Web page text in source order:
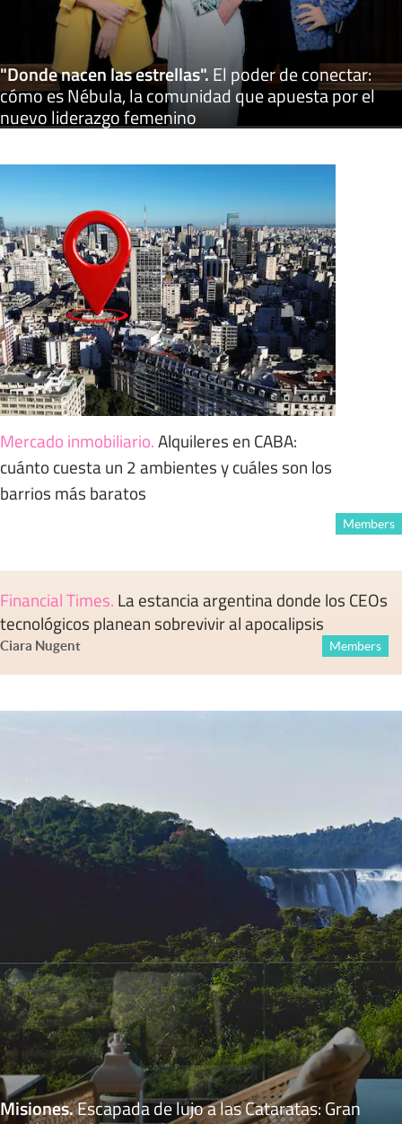
"Donde nacen las estrellas".El poder de conectar:
cómo es Nébula, la comunidad que apuesta por el
nuevo liderazgo femenino
Mercado inmobiliario.Alquileres en CABA:
cuánto cuesta un 2 ambientes y cuáles son los
barrios más baratos
Members
Financial Times. La estancia argentina donde los CEOs
tecnológicos planean sobrevivir al apocalipsis
Ciara Nugent Members
Misiones.Escapada de lujo a las Cataratas: Gran